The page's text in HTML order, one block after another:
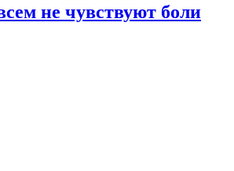
не чувствуют боли